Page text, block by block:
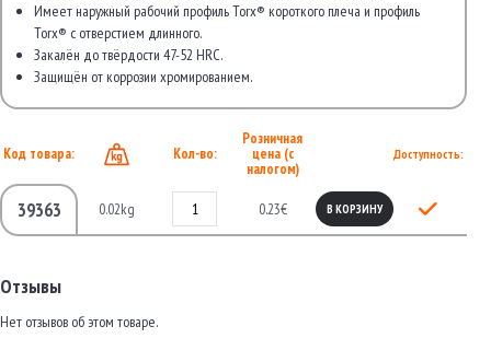
Имеет наружный рабочий профиль Torx® короткого плеча и профиль
Torx® с отверстием длинного.
Закалён до твёрдости 47-52 HRC.
Защищён от коррозии хромированием.
Код товара: Кол-во:
Розничная
цена (с
налогом)
Доступность:
39363 0.02kg 0.23€ В КОРЗИНУ
Отзывы
Нет отзывов об этом товаре.